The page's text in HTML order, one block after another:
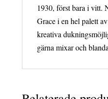
1930, först bara i vitt.
Grace i en hel palett
kreativa
gärna mixar och